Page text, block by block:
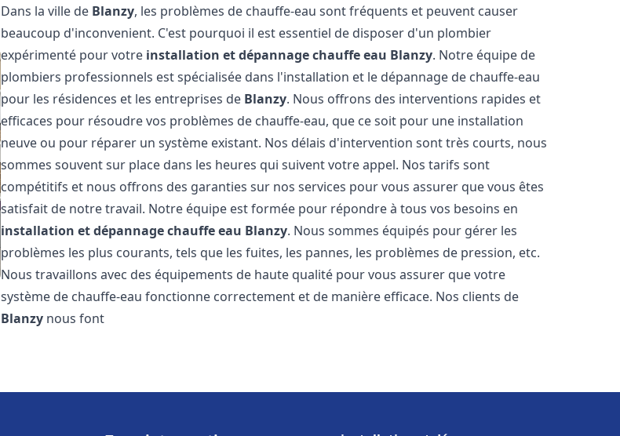
Dans la ville de Blanzy, les problèmes de chauffe-eau sont fréquents et peuvent causer
beaucoup d'inconvenient. C'est pourquoi il est essentiel de disposer d'un plombier
expérimenté pour votre installation et dépannage chauffe eau Blanzy. Notre équipe de
plombiers professionnels est spécialisée dans l'installation et le dépannage de chauffe-eau
pour les résidences et les entreprises de Blanzy. Nous offrons des interventions rapides et
efficaces pour résoudre vos problèmes de chauffe-eau, que ce soit pour une installation
neuve ou pour réparer un système existant. Nos délais d'intervention sont très courts, nous
sommes souvent sur place dans les heures qui suivent votre appel. Nos tarifs sont
compétitifs et nous offrons des garanties sur nos services pour vous assurer que vous êtes
satisfait de notre travail. Notre équipe est formée pour répondre à tous vos besoins en
installation et dépannage chauffe eau Blanzy. Nous sommes équipés pour gérer les
problèmes les plus courants, tels que les fuites, les pannes, les problèmes de pression, etc.
Nous travaillons avec des équipements de haute qualité pour vous assurer que votre
système de chauffe-eau fonctionne correctement et de manière efficace. Nos clients de
Blanzy nous font